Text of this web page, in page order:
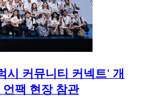
시 커뮤니티 커넥트' 개
언팩 현장 참관